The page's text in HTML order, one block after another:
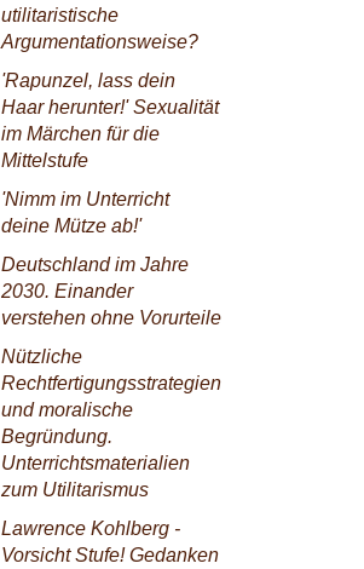
utilitaristische
Argumentationsweise?
'Rapunzel, lass dein
Haar herunter!' Sexualität
im Märchen für die
Mittelstufe
'Nimm im Unterricht
deine Mütze ab!'
Deutschland im Jahre
2030. Einander
verstehen ohne Vorurteile
Nützliche
Rechtfertigungsstrategien
und moralische
Begründung.
Unterrichtsmaterialien
zum Utilitarismus
Lawrence Kohlberg -
Vorsicht Stufe! Gedanken